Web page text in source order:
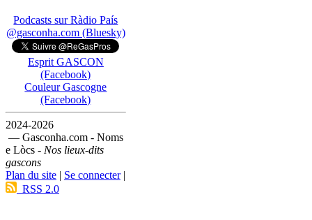
Podcasts sur Ràdio País
@gasconha.com (Bluesky)
Esprit GASCON
(Facebook)
Couleur Gascogne
(Facebook)
2024-2026
— Gasconha.com - Noms
e Lòcs - Nos lieux-dits
gascons
Plan du site | Se connecter|
RSS 2.0